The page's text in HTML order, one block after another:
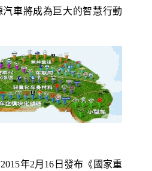
車將成為巨大的智慧行動
年2月16日發布《國家重